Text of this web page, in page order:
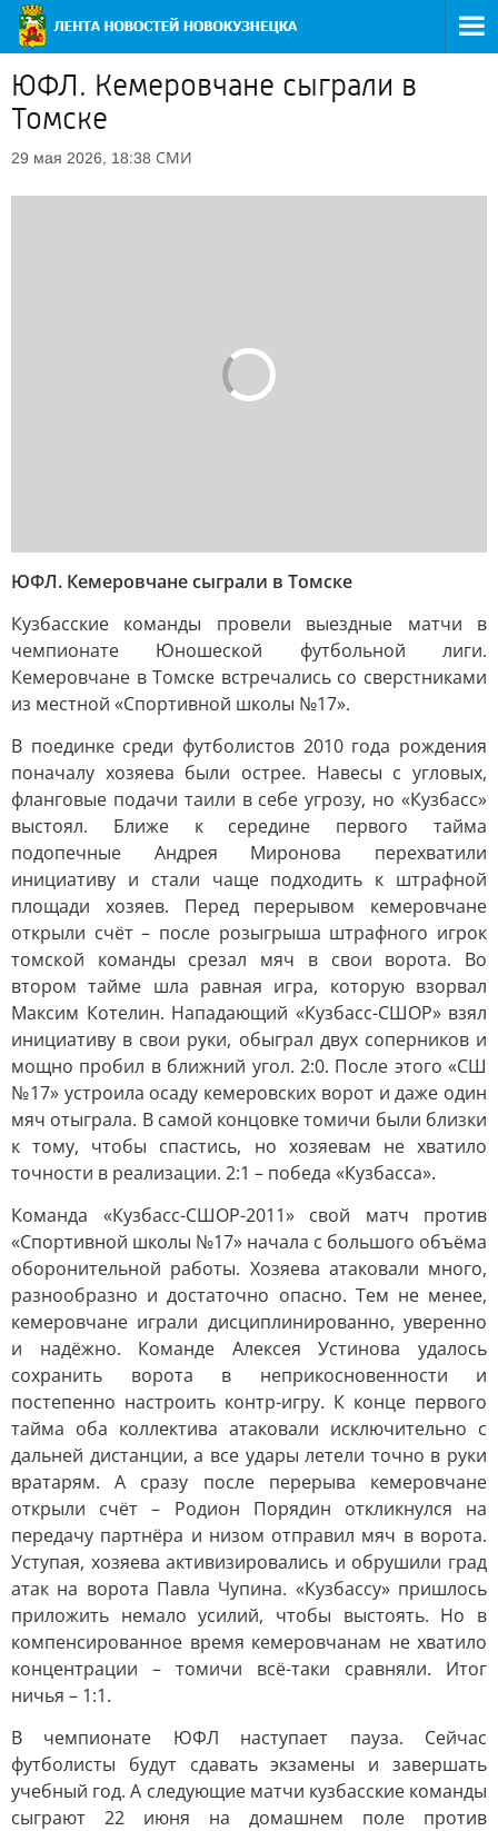
ЮФЛ. Кемеровчане сыграли в
Томске
29 мая 2026, 18:38 СМИ
ЮФЛ. Кемеровчане сыграли в Томске
Кузбасские команды провели выездные матчи в
чемпионате Юношеской футбольной лиги.
Кемеровчане в Томске встречались со сверстниками
из местной «Спортивной школы №17».
В поединке среди футболистов 2010 года рождения
поначалу хозяева были острее. Навесы с угловых,
фланговые подачи таили в себе угрозу, но «Кузбасс»
выстоял. Ближе к середине первого тайма
подопечные Андрея Миронова перехватили
инициативу и стали чаще подходить к штрафной
площади хозяев. Перед перерывом кемеровчане
открыли счёт – после розыгрыша штрафного игрок
томской команды срезал мяч в свои ворота. Во
втором тайме шла равная игра, которую взорвал
Максим Котелин. Нападающий «Кузбасс-СШОР» взял
инициативу в свои руки, обыграл двух соперников и
мощно пробил в ближний угол. 2:0. После этого «СШ
№17» устроила осаду кемеровских ворот и даже один
мяч отыграла. В самой концовке томичи были близки
к тому, чтобы спастись, но хозяевам не хватило
точности в реализации. 2:1 – победа «Кузбасса».
Команда «Кузбасс-СШОР-2011» свой матч против
«Спортивной школы №17» начала с большого объёма
оборонительной работы. Хозяева атаковали много,
разнообразно и достаточно опасно. Тем не менее,
кемеровчане играли дисциплинированно, уверенно
и надёжно. Команде Алексея Устинова удалось
сохранить ворота в неприкосновенности и
постепенно настроить контр-игру. К конце первого
тайма оба коллектива атаковали исключительно с
дальней дистанции, а все удары летели точно в руки
вратарям. А сразу после перерыва кемеровчане
открыли счёт – Родион Порядин откликнулся на
передачу партнёра и низом отправил мяч в ворота.
Уступая, хозяева активизировались и обрушили град
атак на ворота Павла Чупина. «Кузбассу» пришлось
приложить немало усилий, чтобы выстоять. Но в
компенсированное время кемеровчанам не хватило
концентрации – томичи всё-таки сравняли. Итог
ничья – 1:1.
В чемпионате ЮФЛ наступает пауза. Сейчас
футболисты будут сдавать экзамены и завершать
учебный год. А следующие матчи кузбасские команды
сыграют 22 июня на домашнем поле против